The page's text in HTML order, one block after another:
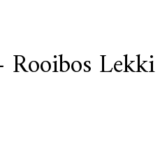
Rooibos